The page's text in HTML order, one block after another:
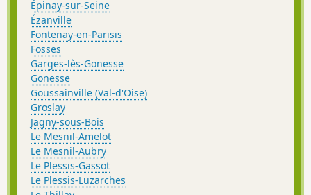
Épinay-sur-Seine
Ézanville
Fontenay-en-Parisis
Fosses
Garges-lès-Gonesse
Gonesse
Goussainville (Val-d'Oise)
Groslay
Jagny-sous-Bois
Le Mesnil-Amelot
Le Mesnil-Aubry
Le Plessis-Gassot
Le Plessis-Luzarches